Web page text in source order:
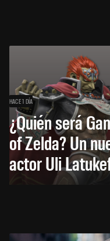
HACE 1 DÍA
¿Quién será
of Zelda? Un
actor Uli